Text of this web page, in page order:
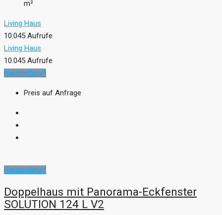
m²
Living Haus
10.045 Aufrufe
Living Haus
10.045 Aufrufe
Hausentwurf
Preis auf Anfrage
Hausentwurf
Doppelhaus mit Panorama-Eckfenster
SOLUTION 124 L V2